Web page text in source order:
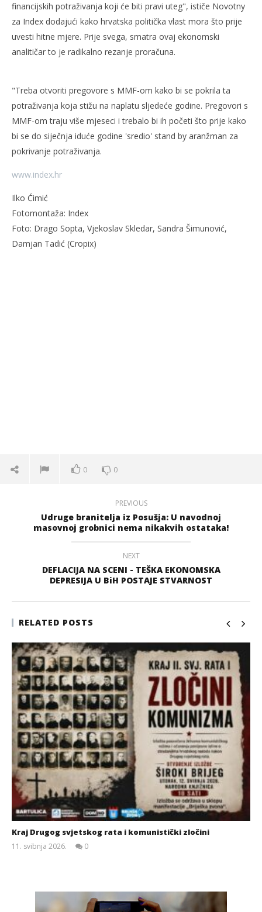
financijskih potraživanja koji će biti pravi uteg", ističe Novotny
za Index dodajući kako hrvatska politička vlast mora što prije
uvesti hitne mjere. Prije svega, smatra ovaj ekonomski
analitičar to je radikalno rezanje proračuna.
"Treba otvoriti pregovore s MMF-om kako bi se pokrila ta
potraživanja koja stižu na naplatu sljedeće godine. Pregovori s
MMF-om traju više mjeseci i trebalo bi ih početi što prije kako
bi se do siječnja iduće godine 'sredio' stand by aranžman za
pokrivanje potraživanja.
www.index.hr
Ilko Ćimić
Fotomontaža: Index
Foto: Drago Sopta, Vjekoslav Skledar, Sandra Šimunović,
Damjan Tadić (Cropix)
0 0
PREVIOUS
Udruge branitelja iz Posušja: U navodnoj
masovnoj grobnici nema nikakvih ostataka!
NEXT
DEFLACIJA NA SCENI - TEŠKA EKONOMSKA
DEPRESIJA U BiH POSTAJE STVARNOST
RELATED POSTS
Kraj Drugog svjetskog rata i komunistički zločini
11. svibnja 2026.
0